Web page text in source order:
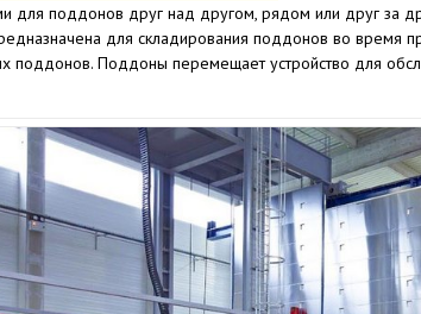
для поддонов друг над другом, рядом или друг за
для складирования поддонов во время
поддонов. Поддоны перемещает устройство для